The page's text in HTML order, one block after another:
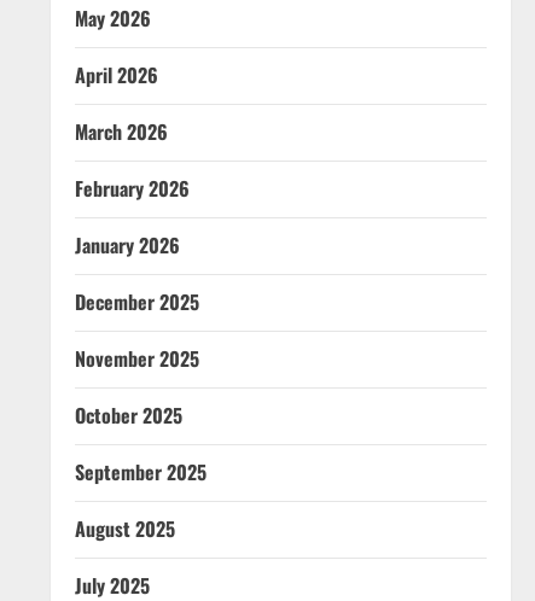
May 2026
April 2026
March 2026
February 2026
January 2026
December 2025
November 2025
October 2025
September 2025
August 2025
July 2025